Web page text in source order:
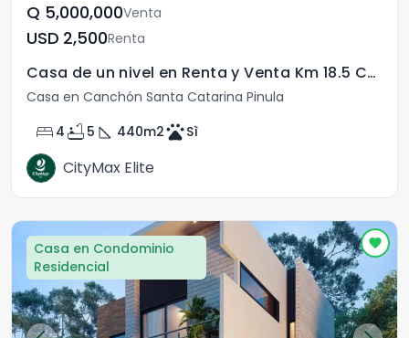
Q	5,000,000Venta
USD	2,500Renta
Casa de un nivel en Renta y Venta Km 18.5 CAES
Casa en Canchón Santa Catarina Pinula
bed 4 bathtub 5 square_foot 440m2petsSì
CityMax Elite
Casa en Condominio
Residencial